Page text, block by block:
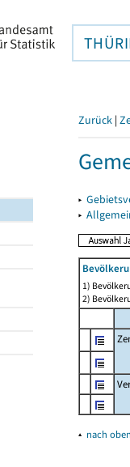
Zurück |
▸
▸
1)
2)
▴ nach oben